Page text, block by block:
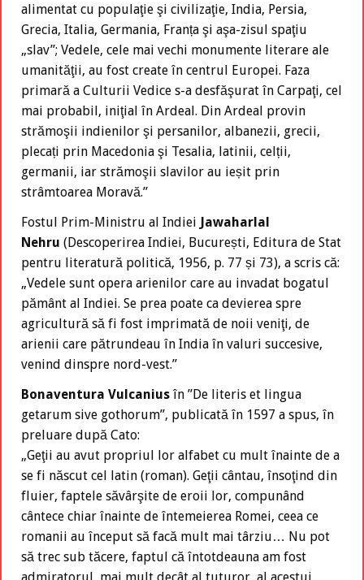
alimentat cu populaţie şi civilizaţie, India, Persia,
Grecia, Italia, Germania, Franța şi aşa-zisul spaţiu
„slav”; Vedele, cele mai vechi monumente literare ale
umanităţii, au fost create în centrul Europei. Faza
primară a Culturii Vedice s-a desfăşurat în Carpaţi, cel
mai probabil, iniţial în Ardeal. Din Ardeal provin
strămoşii indienilor şi persanilor, albanezii, grecii,
plecați prin Macedonia şi Tesalia, latinii, celții,
germanii, iar strămoşii slavilor au ieșit prin
strâmtoarea Moravă.”
Fostul Prim-Ministru al Indiei
Jawaharlal
Nehru (Descoperirea Indiei, București, Editura de Stat
pentru literatură politică, 1956, p. 77 și 73), a scris că:
„Vedele sunt opera arienilor care au invadat bogatul
pământ al Indiei. Se prea poate ca devierea spre
agricultură să fi fost imprimată de noii veniţi, de
arienii care pătrundeau în India în valuri succesive,
venind dinspre nord-vest.”
Bonaventura Vulcanius în ”De literis et lingua
getarum sive gothorum”, publicată în 1597 a spus, în
preluare după Cato:
„Geţii au avut propriul lor alfabet cu mult înainte de a
se fi născut cel latin (roman). Geţii cântau, însoţind din
fluier, faptele săvârşite de eroii lor, compunând
cântece chiar înainte de întemeierea Romei, ceea ce
romanii au început să facă mult mai târziu… Nu pot
să trec sub tăcere, faptul că întotdeauna am fost